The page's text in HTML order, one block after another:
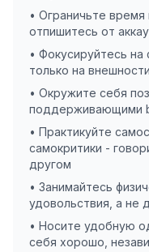
• Ограничьте
отпишитесь от
• Фокусируйтесь на
только на
• Окружите себя
поддерживающими
• Практикуйте
самокритики -
другом
• Занимайтесь
удовольствия, а не
• Носите удобную
себя хорошо,